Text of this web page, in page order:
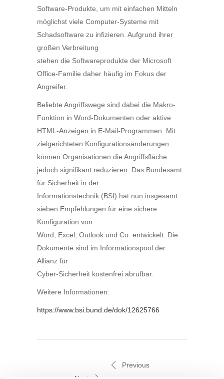
Software-Produkte, um mit einfachen Mitteln
möglichst viele Computer-Systeme mit
Schadsoftware zu infizieren. Aufgrund ihrer
großen Verbreitung
stehen die Softwareprodukte der Microsoft
Office-Familie daher häufig im Fokus der
Angreifer.
Beliebte Angriffswege sind dabei die Makro-
Funktion in Word-Dokumenten oder aktive
HTML-Anzeigen in E-Mail-Programmen. Mit
zielgerichteten Konfigurationsänderungen
können Organisationen die Angriffsfläche
jedoch signifikant reduzieren. Das Bundesamt
für Sicherheit in der
Informationstechnik (BSI) hat nun insgesamt
sieben Empfehlungen für eine sichere
Konfiguration von
Word, Excel, Outlook und Co. entwickelt. Die
Dokumente sind im Informationspool der
Allianz für
Cyber-Sicherheit kostenfrei abrufbar.
Weitere Informationen:
https://www.bsi.bund.de/dok/12625766
Previous